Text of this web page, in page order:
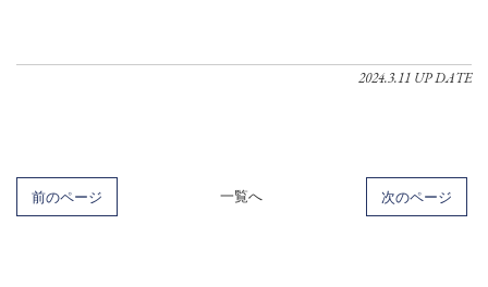
2024.3.11 UP DATE
前のページ 一覧へ 次のページ